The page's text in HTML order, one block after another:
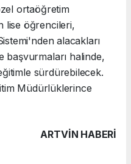
ortaöğretim
lise öğrencileri,
alacakları
başvurmaları halinde,
sürdürebilecek.
Müdürlüklerince
ARTVIN HABERİ